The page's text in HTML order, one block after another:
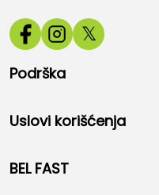
𝕏
Podrška
Uslovi korišćenja
BEL FAST